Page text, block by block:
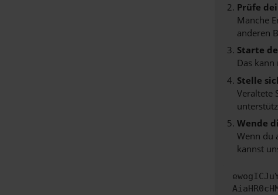
Prüfe
Manche
anderen
Starte
Das
Stelle
Veraltete
Wende
Wenn du
kannst